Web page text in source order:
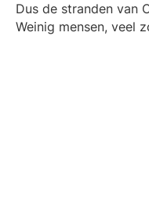
Dus de stranden van
Weinig mensen, veel